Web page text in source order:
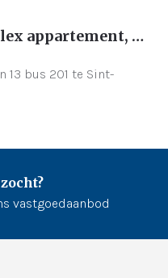
Rustig gelegen duplex appartement, met garage en extra staanplaats op wandelafstand van het centrum van Sint-Truiden.
13 bus 201 te Sint-
vastgoedaanbod